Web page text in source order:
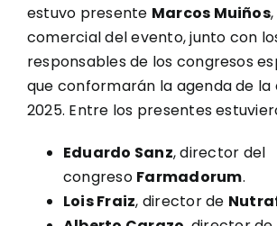
estuvo presente Marcos Muiños
comercial del evento, junto con
responsables de los congresos
que conformarán la agenda de la
2025. Entre los presentes
Eduardo Sanz, director del
congreso Farmadorum.
Lois Fraiz, director de